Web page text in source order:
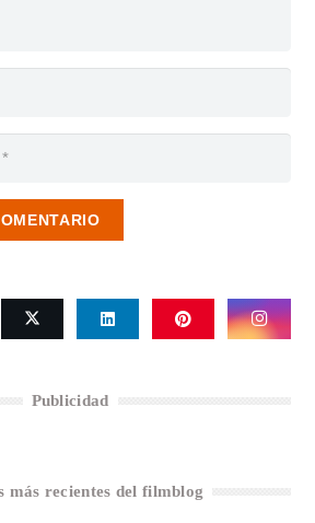
Publicidad
más recientes del filmblog